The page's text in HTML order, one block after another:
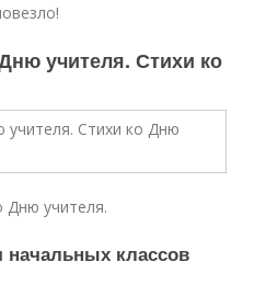
учителя. Стихи ко
Дню учителя.
классов